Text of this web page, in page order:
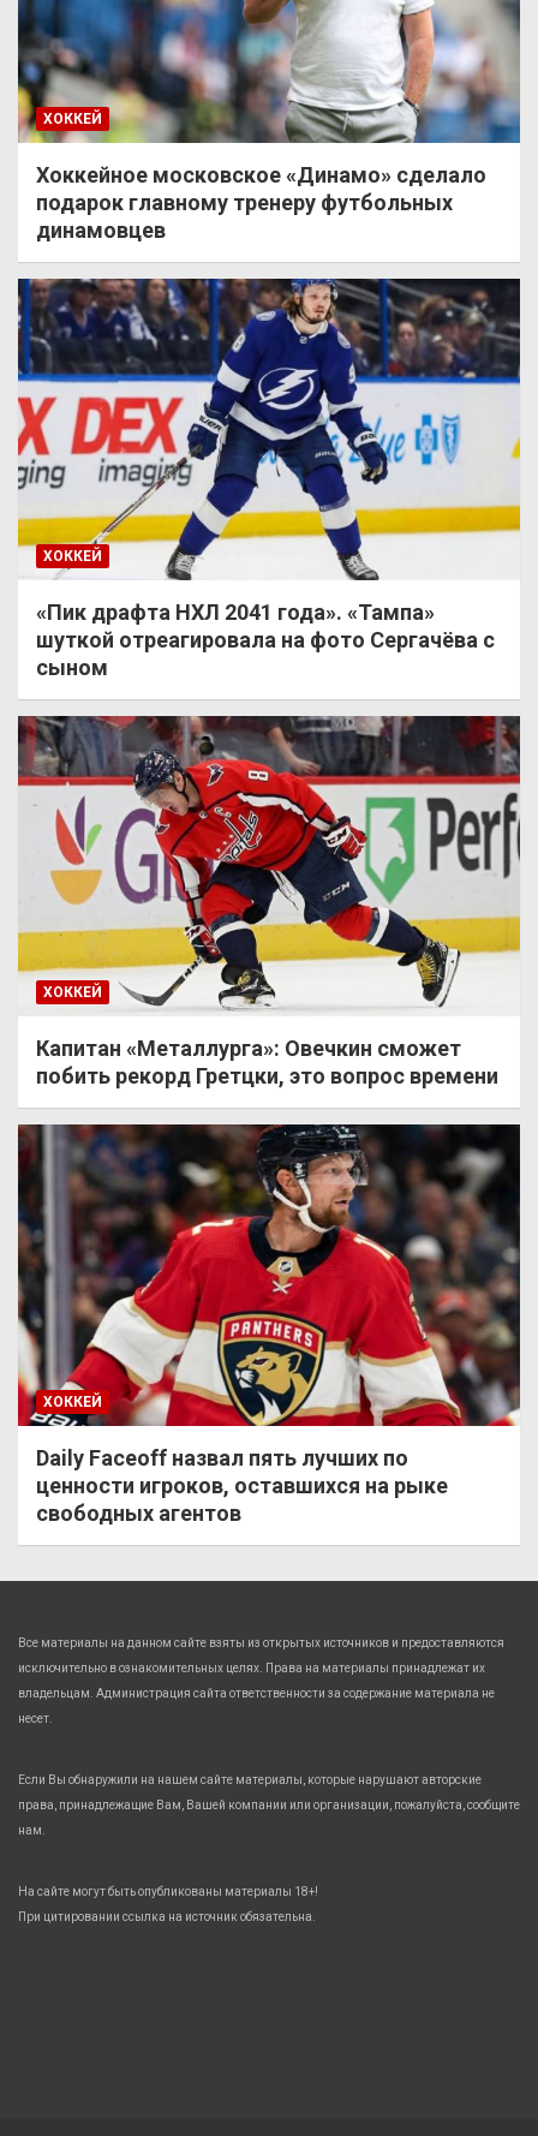
ХОККЕЙ
Хоккейное московское «Динамо» сделало
подарок главному тренеру футбольных
динамовцев
ХОККЕЙ
«Пик драфта НХЛ 2041 года». «Тампа»
шуткой отреагировала на фото Сергачёва с
сыном
ХОККЕЙ
Капитан «Металлурга»: Овечкин сможет
побить рекорд Гретцки, это вопрос времени
ХОККЕЙ
Daily Faceoff назвал пять лучших по
ценности игроков, оставшихся на рыке
свободных агентов
Все материалы на данном сайте взяты из открытых источников и предоставляются
исключительно в ознакомительных целях. Права на материалы принадлежат их
владельцам. Администрация сайта ответственности за содержание материала не
несет.
Если Вы обнаружили на нашем сайте материалы, которые нарушают авторские
права, принадлежащие Вам, Вашей компании или организации, пожалуйста, сообщите
нам.
На сайте могут быть опубликованы материалы 18+!
При цитировании ссылка на источник обязательна.